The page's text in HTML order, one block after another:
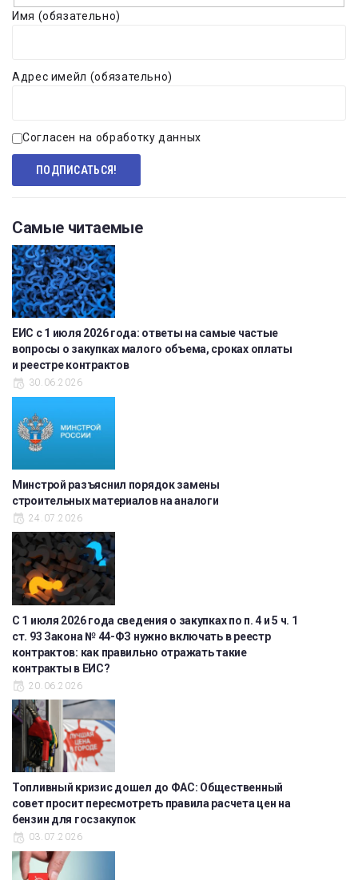
Имя (обязательно)
Адрес имейл (обязательно)
Согласен на обработку данных
Самые читаемые
ЕИС с 1 июля 2026 года: ответы на самые частые
вопросы о закупках малого объема, сроках оплаты
и реестре контрактов
30.06.2026
Минстрой разъяснил порядок замены
строительных материалов на аналоги
24.07.2026
С 1 июля 2026 года сведения о закупках по п. 4 и 5 ч. 1
ст. 93 Закона № 44-ФЗ нужно включать в реестр
контрактов: как правильно отражать такие
контракты в ЕИС?
20.06.2026
Топливный кризис дошел до ФАС: Общественный
совет просит пересмотреть правила расчета цен на
бензин для госзакупок
03.07.2026